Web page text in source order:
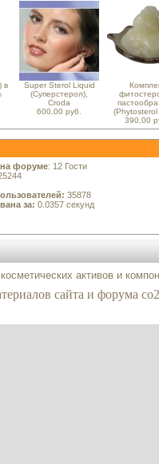
в
Super Sterol Liquid
(Суперстерол),
Croda
600.00 руб.
(Phytosterol
390.00
на форуме: 12 Гости
35878
за: 0.0357 секунд
косметических активов и
сайта и форума